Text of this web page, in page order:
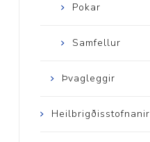
Pokar
Samfellur
Þvagleggir
Heilbrigðisstofnanir